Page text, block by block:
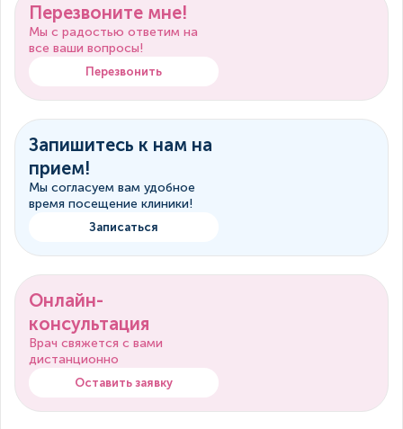
Перезвоните мне!
Мы с радостью ответим на
все ваши вопросы!
Перезвонить
Запишитесь к нам на
прием!
Мы согласуем вам удобное
время посещение клиники!
Записаться
Онлайн-
консультация
Врач свяжется с вами
дистанционно
Оставить заявку